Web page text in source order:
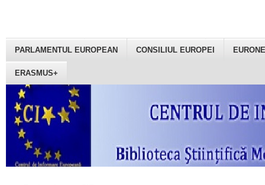
PARLAMENTUL EUROPEAN CONSILIUL EUROPEI
ERASMUS+